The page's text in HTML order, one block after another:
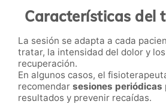
Características del
La sesión se adapta a cada
tratar, la intensidad del dolor y
recuperación.
En algunos casos, el
recomendar sesiones periódicas
resultados y prevenir recaídas.